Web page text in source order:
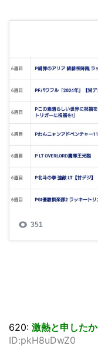
620: 激熱と申したか
ID:pkH8uDwZ0